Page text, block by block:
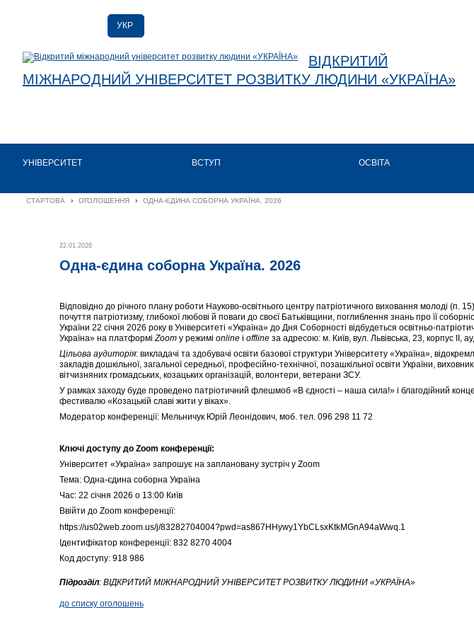
УКР
ENG
ВІДКРИТИЙ
МІЖНАРОДНИЙ УНІВЕРСИТЕТ РОЗВИТКУ ЛЮДИНИ «УКРАЇНА»
УНІВЕРСИТЕТ ВСТУП ОСВІТА
СТАРТОВА › ОГОЛОШЕННЯ › ОДНА-ЄДИНА СОБОРНА УКРАЇНА. 2026
22.01.2026
Одна-єдина соборна Україна. 2026
Відповідно до річного плану роботи Науково-освітнього центру патріотичного виховання молоді (п.
почуття патріотизму, глибокої любові й поваги до своєї Батьківщини, поглиблення знань про її
України 22 січня 2026 року в Університеті «Україна» до Дня Соборності відбудеться освітньо-
Україна» на платформі Zoomу режимі onlineі offlineза адресою: м. Київ, вул. Львівська, 23, корпус ІІ,
Цільова аудиторія: викладачі та здобувачі освіти базової структури Університету «Україна»,
закладів дошкільної, загальної середньої, професійно-технічної, позашкільної освіти України,
вітчизняних громадських, козацьких організацій, волонтери, ветерани ЗСУ.
У рамках заходу буде проведено патріотичний флешмоб «В єдності – наша сила!» і благодійний
фестивалю «Козацькій славі жити у віках».
Модератор конференції: Мельничук Юрій Леонідович, моб. тел. 096 298 11 72
Ключі доступу до Zoom конференції:
Університет «Україна» запрошує на заплановану зустріч у Zoom
Тема: Одна-єдина соборна Україна
Час: 22 січня 2026 о 13:00 Київ
Ввійти до Zoom конференції:
https://us02web.zoom.us/j/83282704004?pwd=as867HHywy1YbCLsxKtkMGnA94aWwq.1
Ідентифікатор конференції: 832 8270 4004
Код доступу: 918 986
Підрозділ: ВІДКРИТИЙ МІЖНАРОДНИЙ УНІВЕРСИТЕТ РОЗВИТКУ ЛЮДИНИ «УКРАЇНА»
до списку оголошень